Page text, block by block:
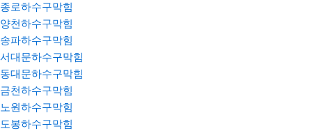
종로하수구막힘
양천하수구막힘
송파하수구막힘
서대문하수구막힘
동대문하수구막힘
금천하수구막힘
노원하수구막힘
도봉하수구막힘